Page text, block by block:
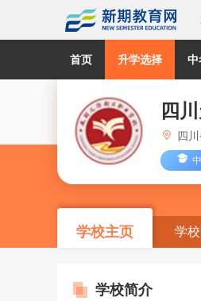
首页 升学选择 中
四
四
学校主页 学
学校简介